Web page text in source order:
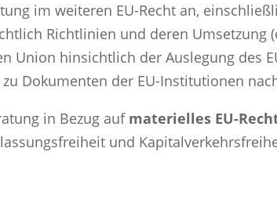
im weiteren EU-Recht an,
Richtlinien und deren Umsetzung
Union hinsichtlich der Auslegung des
Dokumenten der EU-Institutionen
in Bezug auf materielles EU-
und